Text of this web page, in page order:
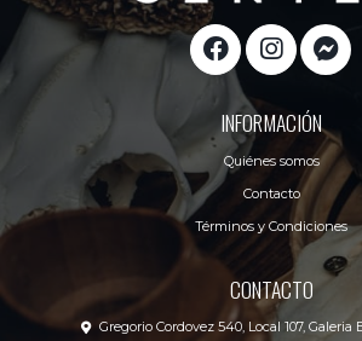
INFORMACIÓN
Quiénes somos
Contacto
Términos y Condiciones
CONTACTO
Gregorio Cordovez 540, Local 107, Galeria